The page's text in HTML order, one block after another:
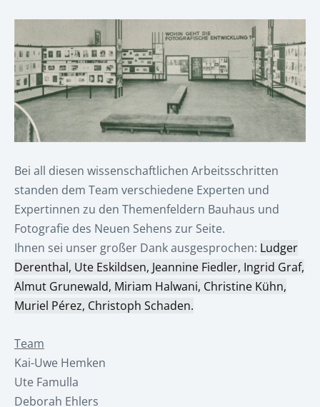
Bei all diesen wissenschaftlichen Arbeitsschritten
standen dem Team verschiedene Experten und
Expertinnen zu den Themenfeldern Bauhaus und
Fotografie des Neuen Sehens zur Seite.
Ihnen sei unser großer Dank ausgesprochen: Ludger
Derenthal, Ute Eskildsen, Jeannine Fiedler, Ingrid Graf,
Almut Grunewald, Miriam Halwani, Christine Kühn,
Muriel Pérez, Christoph Schaden.
Team
Kai-Uwe Hemken
Ute Famulla
Deborah Ehlers